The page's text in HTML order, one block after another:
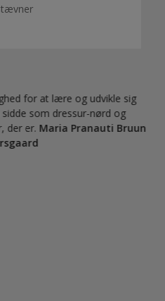
for at lære og udvikle sig
som dressur-nørd og
der er. Maria Pranauti Bruun